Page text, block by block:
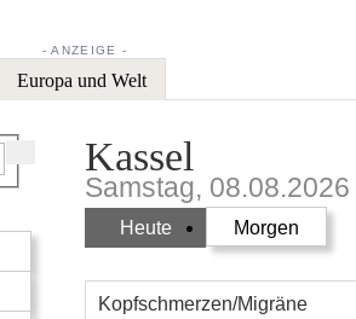
Europa und Welt
Kassel
Samstag, 08.08.2026
Heute Morgen
Kopfschmerzen/Migräne